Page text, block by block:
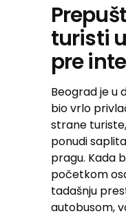
turisti
pre
Beograd je u
bio vrlo
strane
ponudi
pragu. Kada
početkom
tadašnju
autobusom,